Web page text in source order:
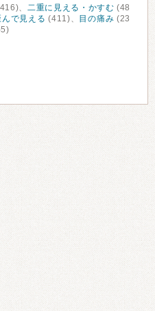
、 二重に見える・かすむ (48
んで見える (411)、 目の痛み (23